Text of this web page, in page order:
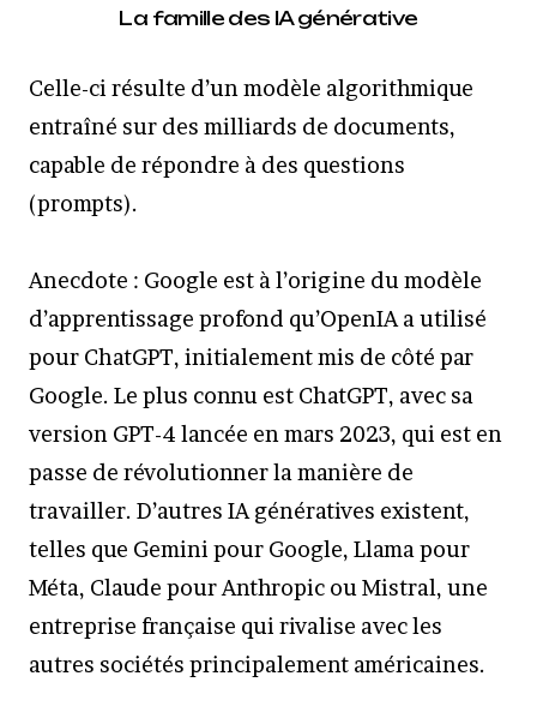
La famille des IA générative
Celle-ci résulte d’un modèle algorithmique
entraîné sur des milliards de documents,
capable de répondre à des questions
(prompts).
Anecdote : Google est à l’origine du modèle
d’apprentissage profond qu’OpenIA a utilisé
pour ChatGPT, initialement mis de côté par
Google. Le plus connu est ChatGPT, avec sa
version GPT-4 lancée en mars 2023, qui est en
passe de révolutionner la manière de
travailler. D’autres IA génératives existent,
telles que Gemini pour Google, Llama pour
Méta, Claude pour Anthropic ou Mistral, une
entreprise française qui rivalise avec les
autres sociétés principalement américaines.